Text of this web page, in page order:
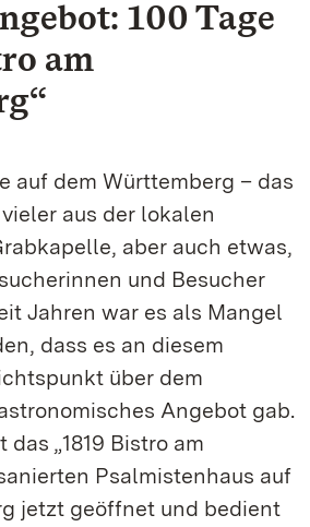
100 Tage
am
auf dem Württemberg – das
aus der lokalen
aber auch etwas,
und Besucher
Jahren war es als Mangel
dass es an diesem
über dem
Angebot gab.
das „1819 Bistro am
Psalmistenhaus auf
jetzt geöffnet und bedient